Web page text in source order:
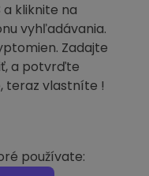
kliknite na
vyhľadávania.
Zadajte
a potvrďte
teraz vlastníte !
používate: